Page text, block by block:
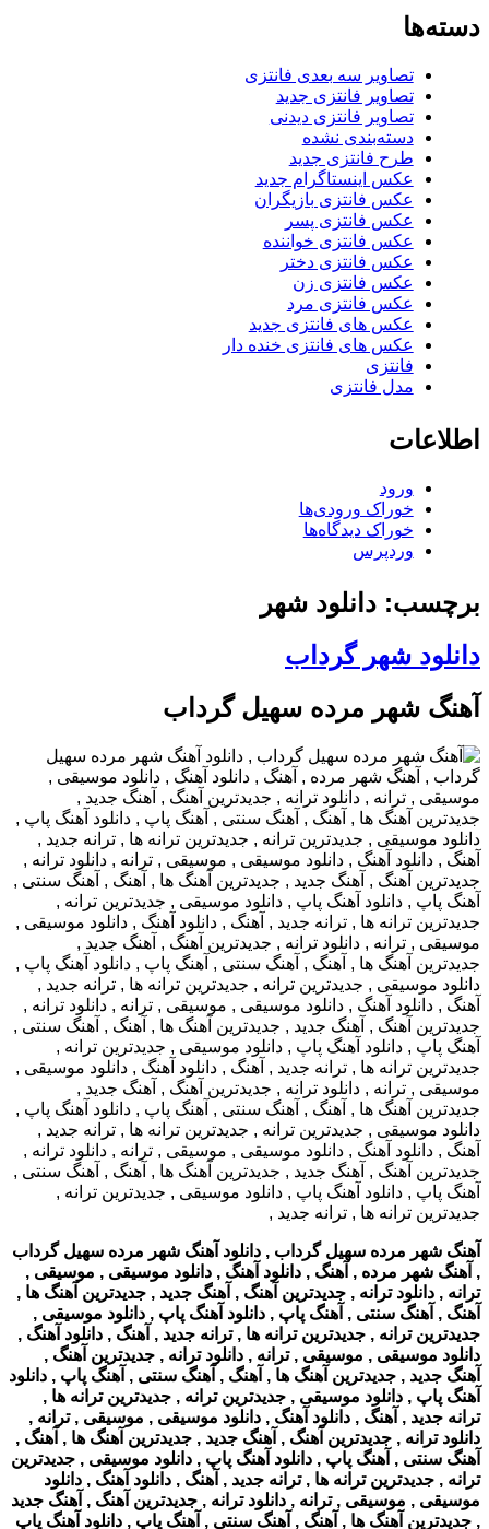
دسته‌ها
تصاویر سه بعدی فانتزی
تصاویر فانتزی جدید
تصاویر فانتزی دیدنی
دسته‌بندی نشده
طرح فانتزی جدید
عکس اینستاگرام جدید
عکس فانتزی بازیگران
عکس فانتزی پسر
عکس فانتزی خواننده
عکس فانتزی دختر
عکس فانتزی زن
عکس فانتزی مرد
عکس های فانتزی جدید
عکس های فانتزی خنده دار
فانتزی
مدل فانتزی
اطلاعات
ورود
خوراک ورودی‌ها
خوراک دیدگاه‌ها
وردپرس
برچسب: دانلود شهر
دانلود شهر گرداب
آهنگ شهر مرده سهیل گرداب
آهنگ شهر مرده سهیل گرداب , دانلود آهنگ شهر مرده سهیل گرداب
, آهنگ شهر مرده , آهنگ , دانلود آهنگ , دانلود موسیقی , موسیقی ,
ترانه , دانلود ترانه , جدیدترین آهنگ , آهنگ جدید , جدیدترین آهنگ ها ,
آهنگ , آهنگ سنتی , آهنگ پاپ , دانلود آهنگ پاپ , دانلود موسیقی ,
جدیدترین ترانه , جدیدترین ترانه ها , ترانه جدید , آهنگ , دانلود آهنگ ,
دانلود موسیقی , موسیقی , ترانه , دانلود ترانه , جدیدترین آهنگ ,
آهنگ جدید , جدیدترین آهنگ ها , آهنگ , آهنگ سنتی , آهنگ پاپ , دانلود
آهنگ پاپ , دانلود موسیقی , جدیدترین ترانه , جدیدترین ترانه ها ,
ترانه جدید , آهنگ , دانلود آهنگ , دانلود موسیقی , موسیقی , ترانه ,
دانلود ترانه , جدیدترین آهنگ , آهنگ جدید , جدیدترین آهنگ ها , آهنگ ,
آهنگ سنتی , آهنگ پاپ , دانلود آهنگ پاپ , دانلود موسیقی , جدیدترین
ترانه , جدیدترین ترانه ها , ترانه جدید , آهنگ , دانلود آهنگ , دانلود
موسیقی , موسیقی , ترانه , دانلود ترانه , جدیدترین آهنگ , آهنگ جدید
, جدیدترین آهنگ ها , آهنگ , آهنگ سنتی , آهنگ پاپ , دانلود آهنگ پاپ